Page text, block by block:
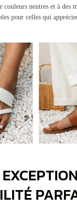
couleurs neutres et à des
pour celles qui